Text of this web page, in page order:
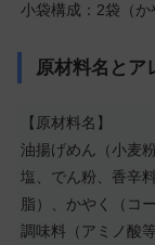
小袋構成：2袋（か
原材料名とア
【原材料名】
油揚げめん（小麦
塩、でん粉、香辛
脂）、かやく（コ
調味料（アミノ酸